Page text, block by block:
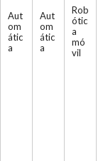
Aut
om
átic
a
Aut
om
átic
a
Rob
ótic
a
mó
vil